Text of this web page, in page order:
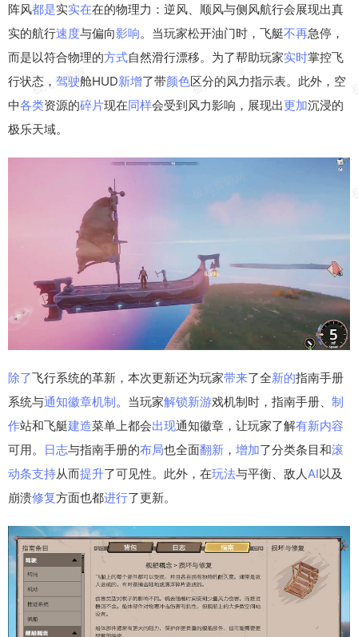
阵风都是实实在在的物理力：逆风、顺风与侧风航行会展现出真
实的航行速度与偏向影响。当玩家松开油门时，飞艇不再急停，
而是以符合物理的方式自然滑行漂移。为了帮助玩家实时掌控飞
行状态， 驾驶舱HUD新增了带颜色区分的风力指示表。此外，空
中各类资源的碎片现在同样会受到风力影响，展现出更加沉浸的
极乐天域。
除了飞行系统的革新，本次更新还为玩家带来了全新的指南手册
系统与通知徽章机制。当玩家解锁新游戏机制时，指南手册、 制
作站和飞艇建造菜单上都会出现通知徽章，让玩家了解有新内容
可用。
日志与指南手册的布局也全面翻新 ， 增加了分类条目和滚
动条支持从而提升了可见性。此外，在玩法与平衡、敌人 AI以及
崩溃修复方面也都进行了更新。